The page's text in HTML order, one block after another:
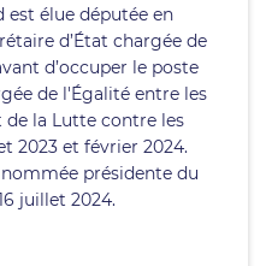
est élue députée en
d’État chargée de
d’occuper le poste
de l'Égalité entre les
la Lutte contre les
2023 et février 2024.
présidente du
juillet 2024.